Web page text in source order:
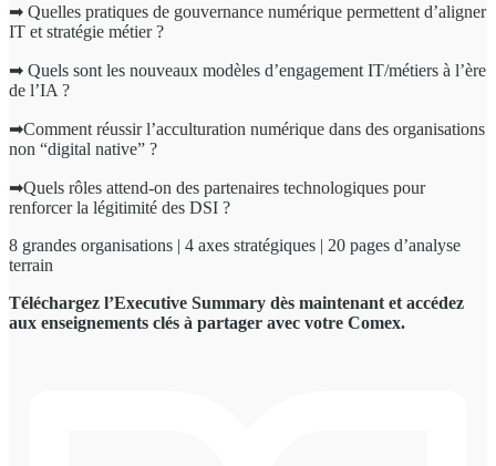
➡ Quelles pratiques de gouvernance numérique permettent d’aligner
IT et stratégie métier ?
➡ Quels sont les nouveaux modèles d’engagement IT/métiers à l’ère
de l’IA ?
➡Comment réussir l’acculturation numérique dans des organisations
non “digital native” ?
➡Quels rôles attend-on des partenaires technologiques pour
renforcer la légitimité des DSI ?
8 grandes organisations | 4 axes stratégiques | 20 pages d’analyse
terrain
Téléchargez l’Executive Summary dès maintenant et accédez
aux enseignements clés à partager avec votre Comex.